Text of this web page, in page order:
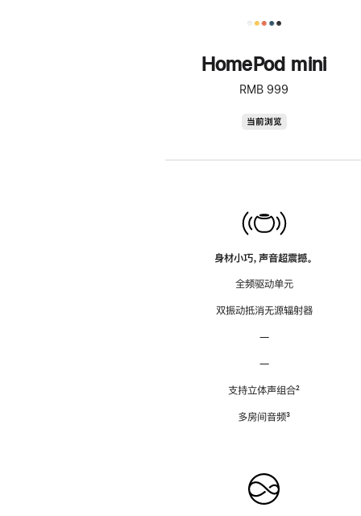
HomePod mini
RMB 999
当前浏览
身材小巧，声音超震撼。
全频驱动单元
双振动抵消无源辐射器
—
—
支持立体声组合脚
²
多房间音频脚
³